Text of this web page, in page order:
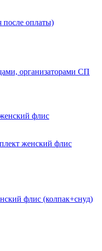
после оплаты)
организаторами СП
женский флис
флис (колпак+снуд)